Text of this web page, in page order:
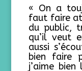
« On a
faut faire
du public,
qu’il veut
aussi
bien faire
j’aime bien